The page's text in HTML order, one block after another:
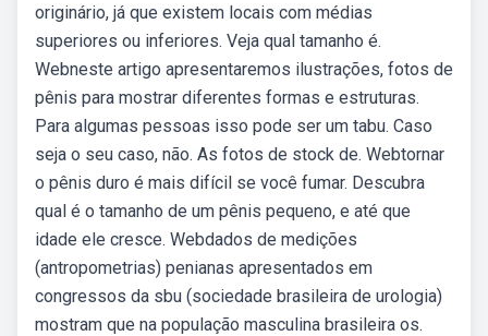
originário, já que existem locais com médias
superiores ou inferiores. Veja qual tamanho é.
Webneste artigo apresentaremos ilustrações, fotos de
pênis para mostrar diferentes formas e estruturas.
Para algumas pessoas isso pode ser um tabu. Caso
seja o seu caso, não. As fotos de stock de. Webtornar
o pênis duro é mais difícil se você fumar. Descubra
qual é o tamanho de um pênis pequeno, e até que
idade ele cresce. Webdados de medições
(antropometrias) penianas apresentados em
congressos da sbu (sociedade brasileira de urologia)
mostram que na população masculina brasileira os.